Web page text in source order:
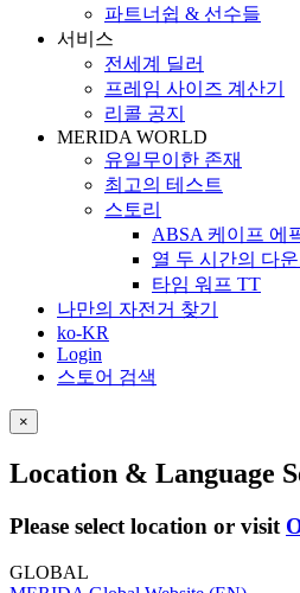
파트너쉽 & 선수들
서비스
전세계 딜러
프레임 사이즈 계산기
리콜 공지
MERIDA WORLD
유일무이한 존재
최고의 테스트
스토리
ABSA 케이프 에
열 두 시간의 다
타임 워프 TT
나만의 자전거 찾기
ko-KR
Login
스토어 검색
×
Location & Language
Please select location or visit
GLOBAL